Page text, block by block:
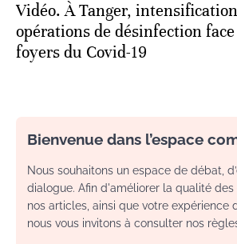
Vidéo. À Tanger,
opérations de désinfection
foyers du Covid-19
Bienvenue dans l’espace
Nous souhaitons un espace de débat,
dialogue. Afin d'améliorer la qualité des
nos articles, ainsi que votre expérience
nous vous invitons à consulter nos